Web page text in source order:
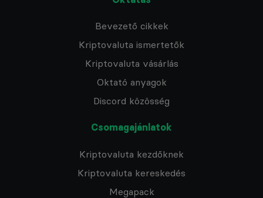
Bevezető cikkek
Kriptovaluta ismertetők
Kriptovaluta vásárlás
Oktató anyagok
Discord közösség
Csomagajánlatok
Kriptovaluta kezdőknek
Kriptovaluta kereskedés
Megapack